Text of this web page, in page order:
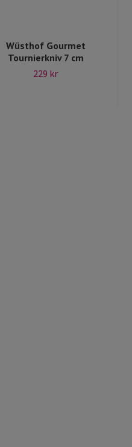
Wüsthof Gourmet
Tournierkniv 7 cm
229 kr